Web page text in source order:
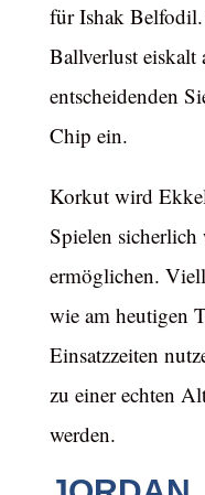
für Ishak
Ballverlust eiskalt
entscheidenden
Chip ein.
Korkut wird
Spielen sicherlich
ermöglichen.
wie am heutigen
Einsatzzeiten
zu einer echten
werden.